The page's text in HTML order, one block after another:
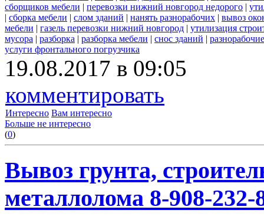
сборщиков мебели | перевозки нижний новгород недорого |
| сборка мебели | слом зданий | нанять разнорабочих | вывоз
мебели | газель перевозки нижний новгород | утилизация
мусора | разборка | разборка мебели | снос зданий |
услуги фронтального погрузчика
19.08.2017 в 09:05
комментировать
Интересно Вам интересно
Больше не интересно
(0)
Вывоз грунта,
металлолома 8-908-232-